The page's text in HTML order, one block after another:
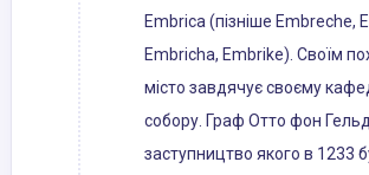
Embrica (пізніше Embreche,
Embricha, Embrike). Своїм
місто завдячує своєму
собору. Граф Отто фон
заступництво якого в 1233